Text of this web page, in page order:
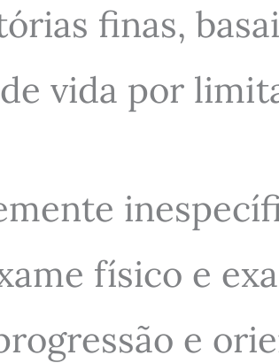
finas,
vida por
físico e
e